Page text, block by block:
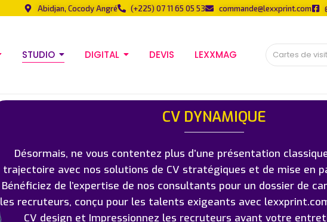
Abidjan, Cocody Angré (+225) 07 11 65 05 53 commande@lexxprint.com
STUDIO DIGITAL DEVIS LEXXMAG
CV DYNAMIQUE
Désormais, ne vous contentez plus d’une présentation
trajectoire avec nos solutions de CV stratégiques et de mise en
Bénéficiez de l’expertise de nos consultants pour un dossier de
les recruteurs, conçu pour les talents exigeants avec
CV design et Impressionnez les recruteurs avant votre